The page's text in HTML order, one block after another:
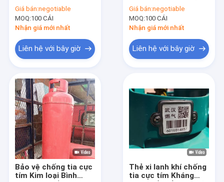
Máy nén khí LPG
Nhà máy trượt LPG
Máy dò rò rỉ LPG
Chuỗi băng tải xi lanh
Máy hàn kín khí nóng
Bơm khí LPG
Giá bán:negotiable
MOQ:100 CÁI
Nhận giá mới nhất
Liên hệ với bây giờ
Giá bán:negotiable
MOQ:100 CÁI
Nhận giá mới nhất
Liên hệ với bây giờ
Bảo vệ chống tia cực
tím Kim loại Bình
Thẻ xi lanh khí chống
tia cực tím Kháng